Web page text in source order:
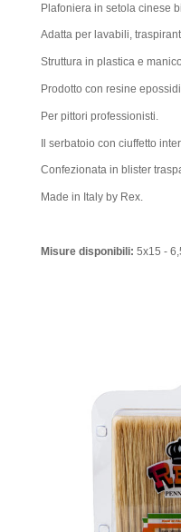
Plafoniera in setola cinese
Adatta per lavabili,
Struttura in plastica e
Prodotto con resine
Per pittori professionisti.
Il serbatoio con ciuffetto
Confezionata in blister
Made in Italy by Rex.
Misure disponibili: 5x15 -